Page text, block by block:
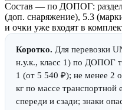
Состав — по ДОПОГ:
(доп. снаряжение), 5.3
и очки уже входят в
Коротко. Для перевозки
н.у.к., класс 1) по ДОПОГ
1 (от 5 540 ₽); не менее 2
кг по массе
спереди и сзади; знаки